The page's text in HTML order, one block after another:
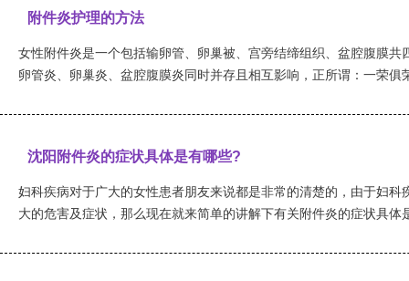
附件炎护理的方法
女性附件炎是一个包括输卵管、卵巢被、宫旁结缔组织、盆腔腹膜共
卵管炎、卵巢炎、盆腔腹膜炎同时并存且相互影响，正所谓：一荣俱
沈阳附件炎的症状具体是有哪些?
妇科疾病对于广大的女性患者朋友来说都是非常的清楚的，由于妇科
大的危害及症状，那么现在就来简单的讲解下有关附件炎的症状具体